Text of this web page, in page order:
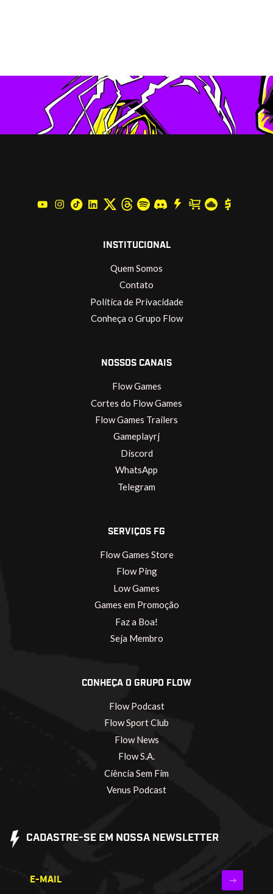
INSTITUCIONAL
Quem Somos
Contato
Política de Privacidade
Conheça o Grupo Flow
NOSSOS CANAIS
Flow Games
Cortes do Flow Games
Flow Games Trailers
Gameplayrj
Discord
WhatsApp
Telegram
SERVIÇOS FG
Flow Games Store
Flow Ping
Low Games
Games em Promoção
Faz a Boa!
Seja Membro
CONHEÇA O GRUPO FLOW
Flow Podcast
Flow Sport Club
Flow News
Flow S.A.
Ciência Sem Fim
Venus Podcast
CADASTRE-SE EM NOSSA NEWSLETTER
E-MAIL